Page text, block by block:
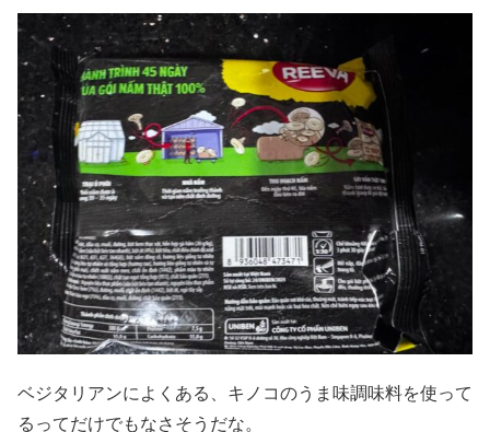
ベジタリアンによくある、キノコのうま味調味料を使って
るってだけでもなさそうだな。